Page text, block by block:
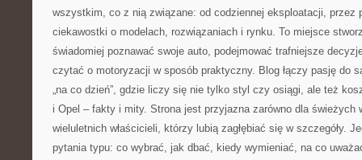
wszystkim, co z nią związane: od codziennej eksploatacji, przez
ciekawostki o modelach, rozwiązaniach i rynku. To miejsce
świadomiej poznawać swoje auto, podejmować trafniejsze
czytać o motoryzacji w sposób praktyczny. Blog łączy pasję do
„na co dzień”, gdzie liczy się nie tylko styl czy osiągi, ale też
i Opel – fakty i mity. Strona jest przyjazna zarówno dla świeżych
wieluletnich właścicieli, którzy lubią zagłębiać się w szczegóły.
pytania typu: co wybrać, jak dbać, kiedy wymieniać, na co